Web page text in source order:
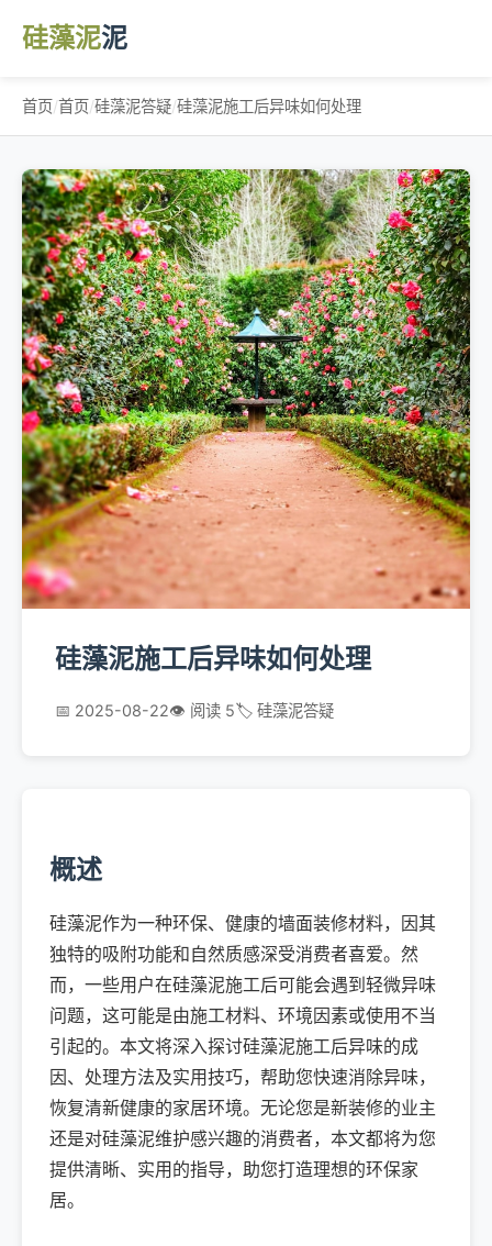
硅藻泥泥
首页/首页/硅藻泥答疑/硅藻泥施工后异味如何处理
硅藻泥施工后异味如何处理
📅 2025-08-22👁️ 阅读 5🏷️ 硅藻泥答疑
概述
硅藻泥作为一种环保、健康的墙面装修材料，因其
独特的吸附功能和自然质感深受消费者喜爱。然
而，一些用户在硅藻泥施工后可能会遇到轻微异味
问题，这可能是由施工材料、环境因素或使用不当
引起的。本文将深入探讨硅藻泥施工后异味的成
因、处理方法及实用技巧，帮助您快速消除异味，
恢复清新健康的家居环境。无论您是新装修的业主
还是对硅藻泥维护感兴趣的消费者，本文都将为您
提供清晰、实用的指导，助您打造理想的环保家
居。